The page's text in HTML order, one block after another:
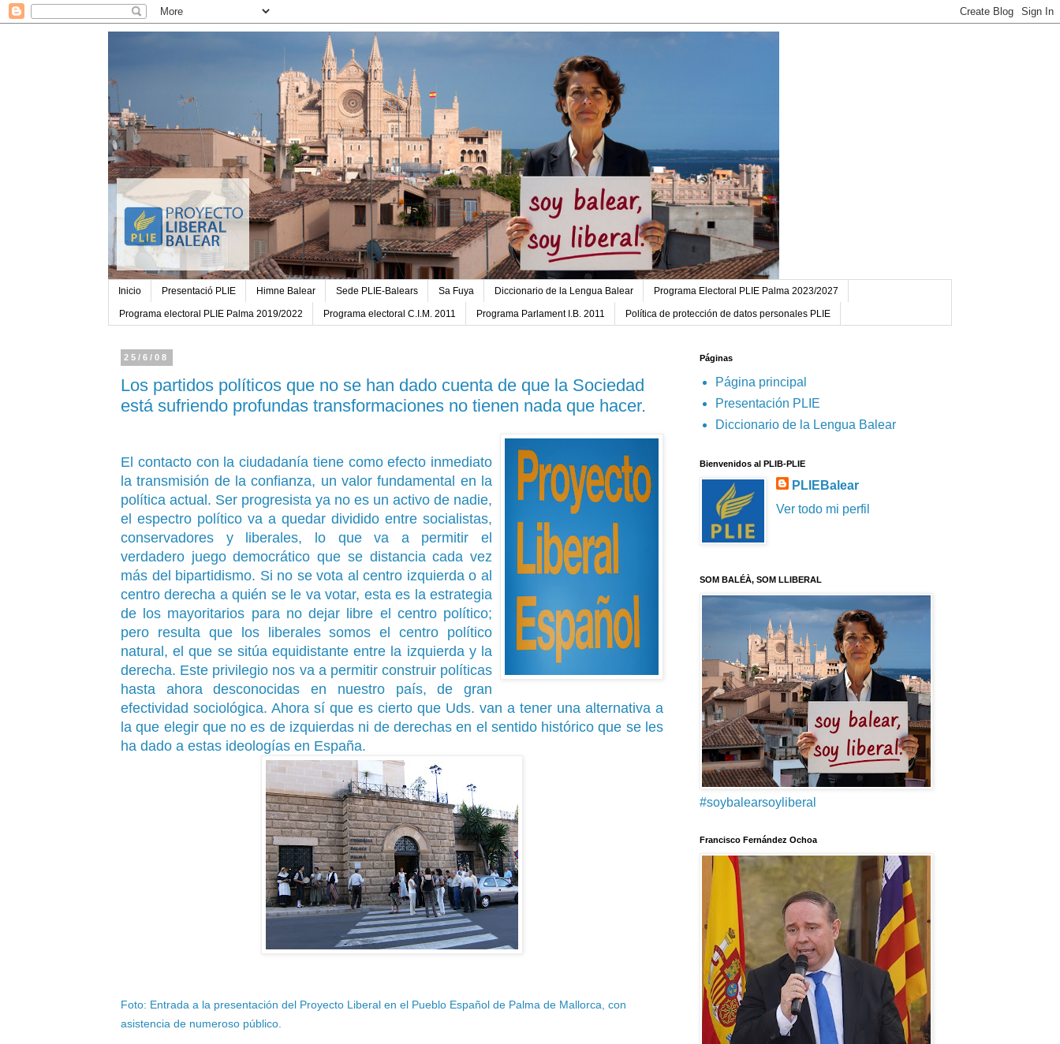
Inicio Presentació PLIE Himne Balear Sede PLIE-Balears Sa Fuya Diccionario de la Lengua Balear Programa Electoral PLIE Palma 2023/2027
Programa electoral PLIE Palma 2019/2022 Programa electoral C.I.M. 2011 Programa Parlament I.B. 2011 Política de protección de datos personales PLIE
25/6/08
Los partidos políticos que no se han dado cuenta de que la Sociedad
está sufriendo profundas transformaciones no tienen nada que hacer.
El contacto con la ciudadanía tiene como efecto inmediato
la transmisión de la confianza, un valor fundamental en la
política actual. Ser progresista ya no es un activo de nadie,
el espectro político va a quedar dividido entre socialistas,
conservadores y liberales, lo que va a permitir el
verdadero juego democrático que se distancia cada vez
más del bipartidismo. Si no se vota al centro izquierda o al
centro derecha a quién se le va votar, esta es la estrategia
de los mayoritarios para no dejar libre el centro político;
pero resulta que los liberales somos el centro político
natural, el que se sitúa equidistante entre la izquierda y la
derecha. Este privilegio nos va a permitir construir políticas
hasta ahora desconocidas en nuestro país, de gran
efectividad sociológica. Ahora sí que es cierto que Uds. van a tener una alternativa a
la que elegir que no es de izquierdas ni de derechas en el sentido histórico que se les
ha dado a estas ideologías en España.
Foto: Entrada a la presentación del Proyecto Liberal en el Pueblo Español de Palma de Mallorca, con
asistencia de numeroso público.
Páginas
Página principal
Presentación PLIE
Diccionario de la Lengua Balear
Bienvenidos al PLIB-PLIE
PLIEBalear
Ver todo mi perfil
SOM BALÉÀ, SOM LLIBERAL
#soybalearsoyliberal
Francisco Fernández Ochoa